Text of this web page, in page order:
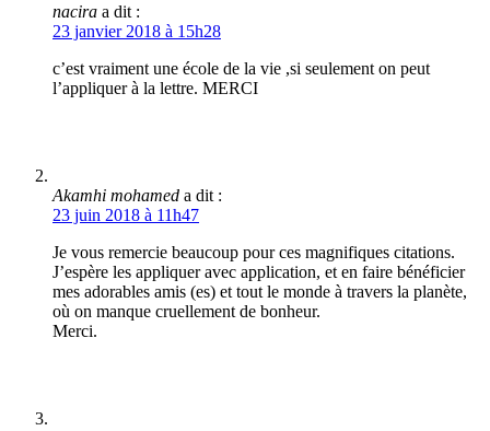
nacira a dit :
23 janvier 2018 à 15h28
c’est vraiment une école de la vie ,si seulement on peut
l’appliquer à la lettre. MERCI
Akamhi mohamed a dit :
23 juin 2018 à 11h47
Je vous remercie beaucoup pour ces magnifiques citations.
J’espère les appliquer avec application, et en faire bénéficier
mes adorables amis (es) et tout le monde à travers la planète,
où on manque cruellement de bonheur.
Merci.